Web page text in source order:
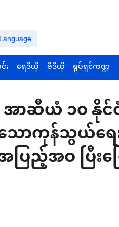
Language
ရေဒီယို ဗီဒီယို ရုပ်ရှင်ကဏ္ဍ
ာဆီယံ ၁၀
ကုန်သွယ်ရေး
ြည့်အဝ ပြီး